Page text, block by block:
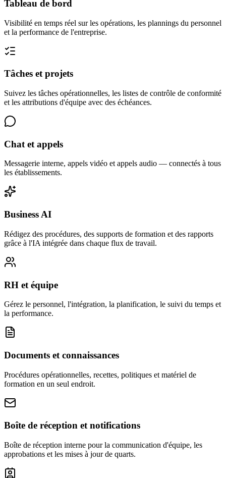
Tableau de bord
Visibilité en temps réel sur les opérations, les plannings du personnel
et la performance de l'entreprise.
Tâches et projets
Suivez les tâches opérationnelles, les listes de contrôle de conformité
et les attributions d'équipe avec des échéances.
Chat et appels
Messagerie interne, appels vidéo et appels audio — connectés à tous
les établissements.
Business AI
Rédigez des procédures, des supports de formation et des rapports
grâce à l'IA intégrée dans chaque flux de travail.
RH et équipe
Gérez le personnel, l'intégration, la planification, le suivi du temps et
la performance.
Documents et connaissances
Procédures opérationnelles, recettes, politiques et matériel de
formation en un seul endroit.
Boîte de réception et notifications
Boîte de réception interne pour la communication d'équipe, les
approbations et les mises à jour de quarts.